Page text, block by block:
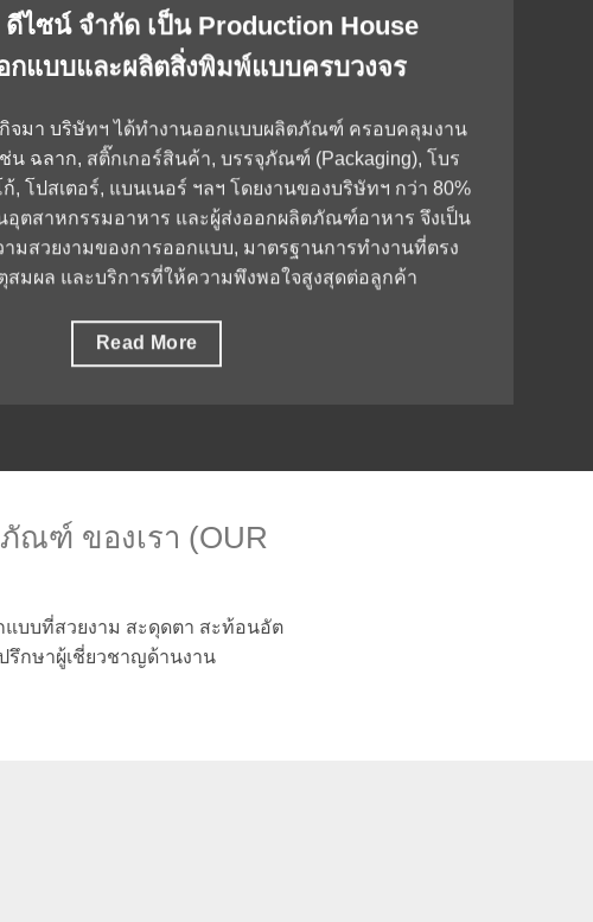
ไซน์ จำกัด เป็น Production House
กแบบและผลิตสิ่งพิมพ์แบบครบวงจร
กิจมา บริษัทฯ ได้ทำงานออกแบบผลิตภัณฑ์ ครอบคลุมงาน
น ฉลาก, สติ๊กเกอร์สินค้า, บรรจุภัณฑ์ (Packaging), โบร
, โปสเตอร์, แบนเนอร์ ฯลฯ โดยงานของบริษัทฯ กว่า 80%
อุตสาหกรรมอาหาร และผู้ส่งออกผลิตภัณฑ์อาหาร จึงเป็น
มสวยงามของการออกแบบ, มาตรฐานการทำงานที่ตรง
สมผล และบริการที่ให้ความพึงพอใจสูงสุดต่อลูกค้า
Read More
ณฑ์ ของเรา (OUR
บบที่สวยงาม สะดุดตา สะท้อนอัต
รึกษาผู้เชี่ยวชาญด้านงาน